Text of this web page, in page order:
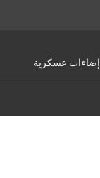
إضاءات عسكرية